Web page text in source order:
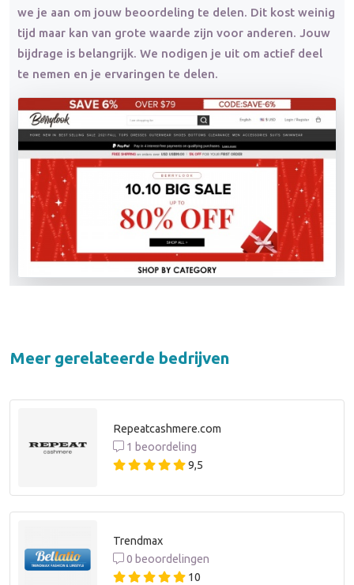
we je aan om jouw beoordeling te delen. Dit kost weinig
tijd maar kan van grote waarde zijn voor anderen. Jouw
bijdrage is belangrijk. We nodigen je uit om actief deel
te nemen en je ervaringen te delen.
Meer gerelateerde bedrijven
Repeatcashmere.com
1 beoordeling
9,5
Trendmax
0 beoordelingen
10